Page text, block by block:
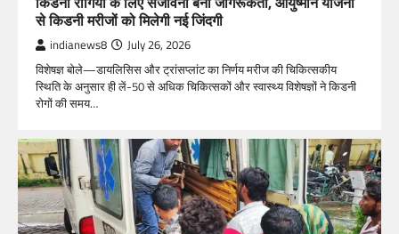
से किडनी मरीजों को मिलेगी नई जिंदगी
indianews8 July 26, 2026
विशेषज्ञ बोले—डायलिसिस और ट्रांसप्लांट का निर्णय मरीज की चिकित्सकीय
स्थिति के अनुसार ही लें-50 से अधिक चिकित्सकों और स्वास्थ्य विशेषज्ञों ने किडनी
रोगों की समय…